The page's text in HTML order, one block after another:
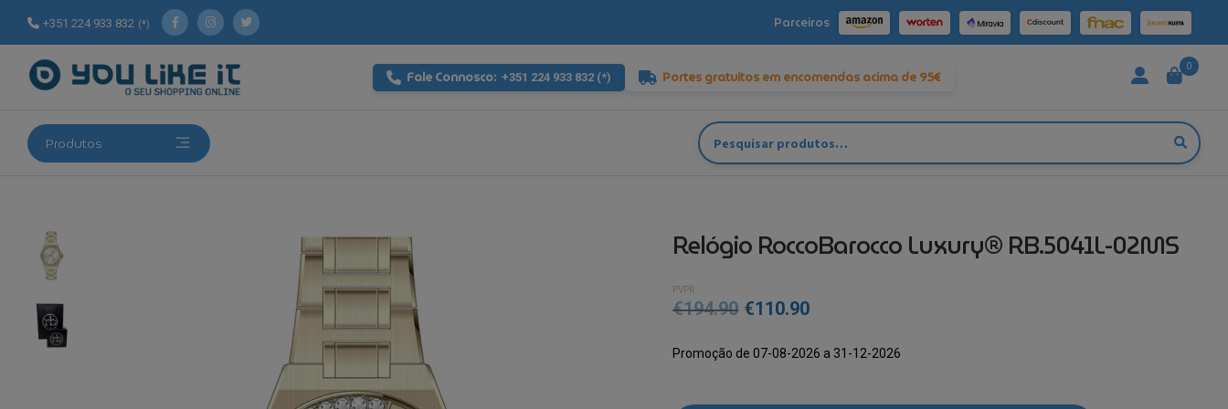
+351 224 933 832 (*) Parceiros
Fale Connosco: +351 224 933 832 (*) Portes gratuitos em encomendas acima de 95€
0
Produtos
Pesquisar
por:
Relógio RoccoBarocco Luxury® RB.5041L-02MS
PVPR
€194.90 O
original
€110.90O
atual
Promoção de 07-08-2026 a 31-12-2026